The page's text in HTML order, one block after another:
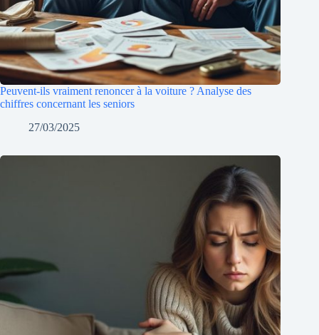
Peuvent-ils vraiment renoncer à la voiture ? Analyse des
chiffres concernant les seniors
27/03/2025